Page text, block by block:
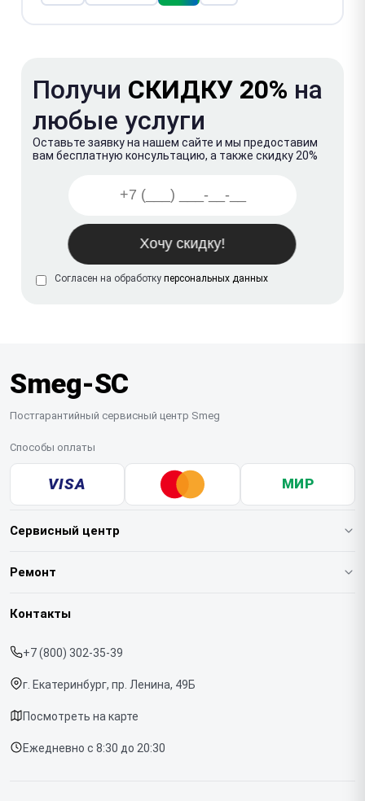
Получи СКИДКУ 20% на
любые услуги
Оставьте заявку на нашем сайте и мы предоставим
вам бесплатную консультацию, а также скидку 20%
Согласен на обработку персональных данных
Smeg-SC
Постгарантийный сервисный центр Smeg
Способы оплаты
VISA МИР
Сервисный центр
О нашем сервисе
Срочный ремонт
Доставка и способы оплаты
Диагностика
Контакты
Ремонт
Кофемашин
Контакты
+7 (800) 302-35-39
г. Екатеринбург, пр. Ленина, 49Б
Посмотреть на карте
Ежедневно с 8:30 до 20:30